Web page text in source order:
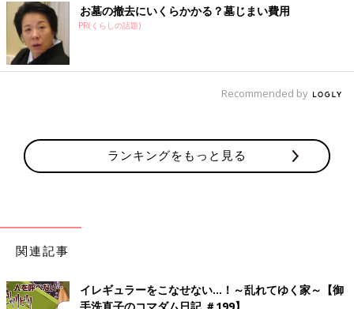
お墓の撤去にいくらかかる？墓じまい費用
PR(くらしの話題)
Recommended by
ランキングをもっと見る
関連記事
イレギュラーをこなせない…！～乱れてゆく家～【御